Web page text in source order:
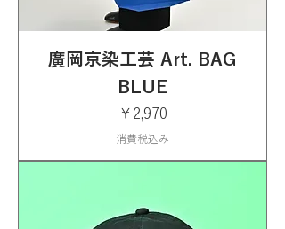
廣岡京染工芸 Art. BAG
BLUE
価格
￥2,970
消費税込み